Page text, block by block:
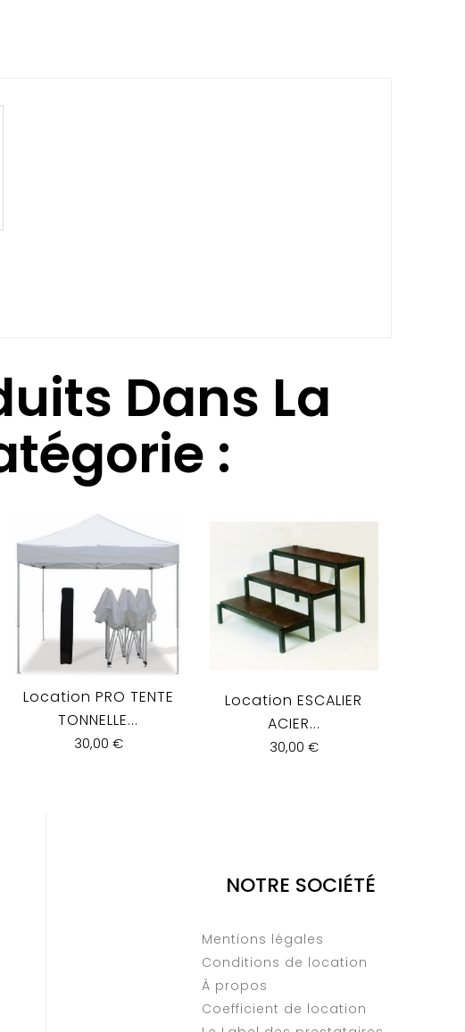
Dans La
:
Location PRO TENTE
TONNELLE...
30,00 €
Location ESCALIER
ACIER...
30,00 €
NOTRE SOCIÉTÉ
Mentions légales
Conditions de location
À propos
Coefficient de location